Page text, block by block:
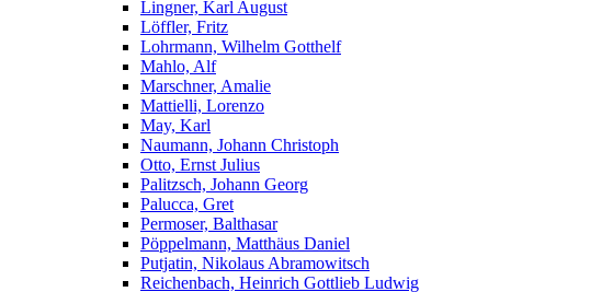
Lingner, Karl August
Löffler, Fritz
Lohrmann, Wilhelm Gotthelf
Mahlo, Alf
Marschner, Amalie
Mattielli, Lorenzo
May, Karl
Naumann, Johann Christoph
Otto, Ernst Julius
Palitzsch, Johann Georg
Palucca, Gret
Permoser, Balthasar
Pöppelmann, Matthäus Daniel
Putjatin, Nikolaus Abramowitsch
Reichenbach, Heinrich Gottlieb Ludwig